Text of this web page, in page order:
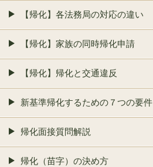
【帰化】各法務局の対応の違い
【帰化】家族の同時帰化申請
【帰化】帰化と交通違反
新基準帰化するための７つの要件
帰化面接質問解説
帰化（苗字）の決め方